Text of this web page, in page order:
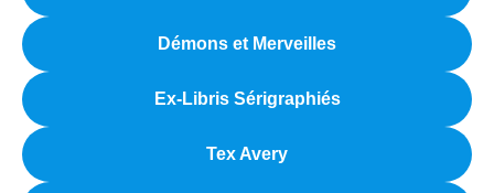
Démons et Merveilles
Ex-Libris Sérigraphiés
Tex Avery